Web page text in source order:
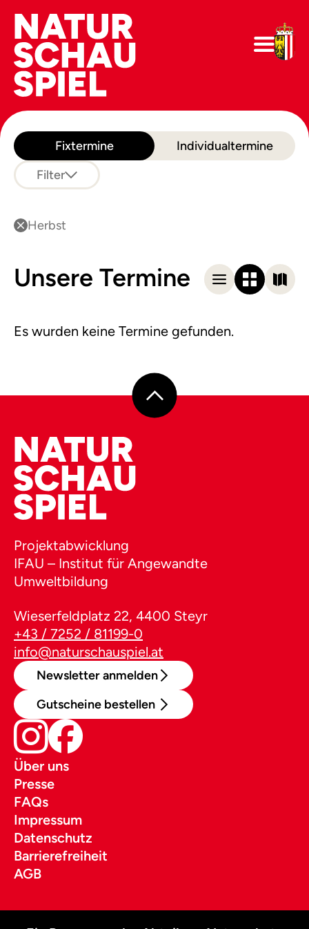
Fixtermine
Individualtermine
Filter
Herbst
Unsere Termine
Es wurden keine Termine gefunden.
Projektabwicklung
IFAU – Institut für Angewandte
Umweltbildung
Wieserfeldplatz 22, 4400 Steyr
+43 / 7252 / 81199-0
info@naturschauspiel.at
Newsletter anmelden
Gutscheine bestellen
Über uns
Presse
FAQs
Impressum
Datenschutz
Barrierefreiheit
AGB